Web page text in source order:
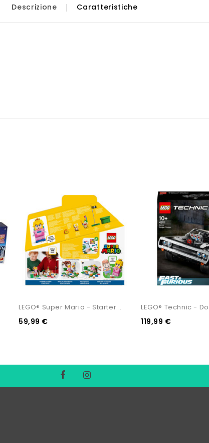
Descrizione Caratteristiche
LEGO® Super Mario - Starter...
59,99 €
LEGO® Technic -
119,99 €